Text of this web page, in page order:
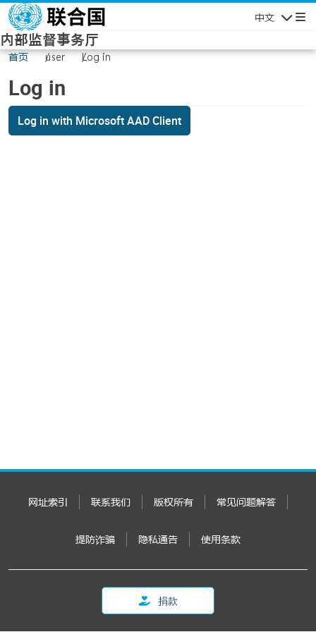
Skip to main content
中文
内部监督事务厅
首页 user Log in
Log in
Log in with Microsoft AAD Client
网址索引 联系我们 版权所有 常见问题解答
提防诈骗 隐私通告 使用条款
捐款